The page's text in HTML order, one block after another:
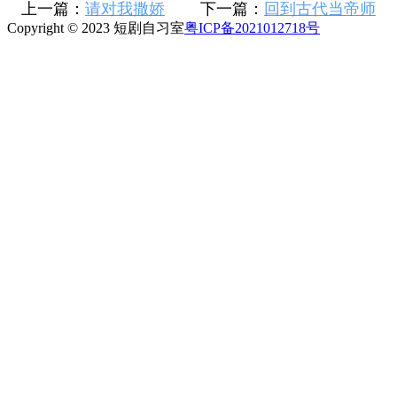
上一篇： 请对我撒娇 下一篇： 回到古代当帝师
Copyright © 2023 短剧自习室粤ICP备2021012718号